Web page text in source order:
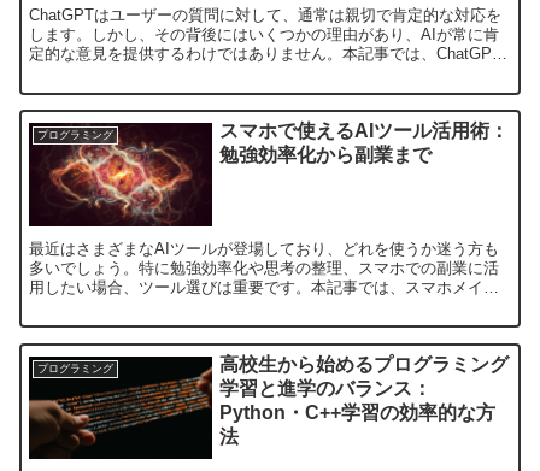
ChatGPTはユーザーの質問に対して、通常は親切で肯定的な対応を
します。しかし、その背後にはいくつかの理由があり、AIが常に肯
定的な意見を提供するわけではありません。本記事では、ChatGPT
プログラミング
スマホで使えるAIツール活用術：
勉強効率化から副業まで
最近はさまざまなAIツールが登場しており、どれを使うか迷う方も
多いでしょう。特に勉強効率化や思考の整理、スマホでの副業に活
用したい場合、ツール選びは重要です。本記事では、スマホメイン
プログラミング
高校生から始めるプログラミング
学習と進学のバランス：
Python・C++学習の効率的な方
法